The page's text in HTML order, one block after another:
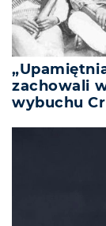
zachowali
wybuchu